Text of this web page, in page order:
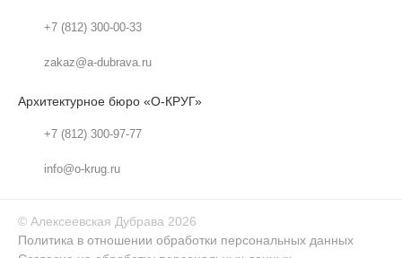
+7 (812) 300-00-33
zakaz@a-dubrava.ru
Архитектурное бюро «О-КРУГ»
+7 (812) 300-97-77
info@o-krug.ru
© Алексеевская Дубрава 2026
Политика в отношении обработки персональных данных